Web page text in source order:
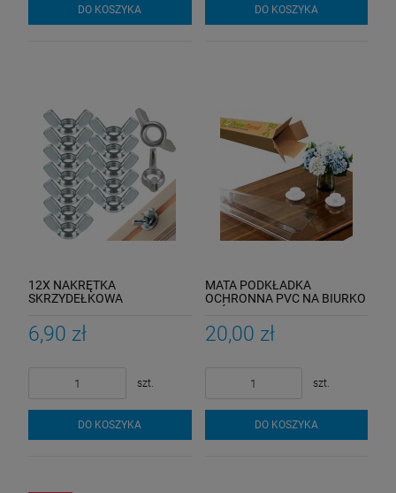
DO KOSZYKA DO KOSZYKA
12X NAKRĘTKA
SKRZYDEŁKOWA
6,90 zł
szt.
DO KOSZYKA
MATA PODKŁADKA
OCHRONNA PVC NA BIURKO
20,00 zł
szt.
DO KOSZYKA